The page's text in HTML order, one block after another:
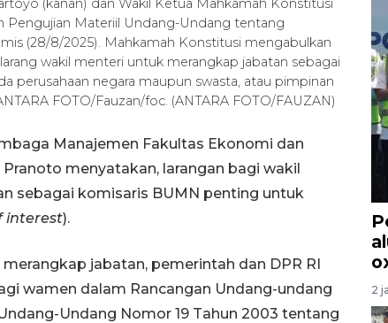
(kanan) dan Wakil Ketua Mahkamah Konstitusi
Pengujian Materiil Undang-Undang tentang
(28/8/2025). Mahkamah Konstitusi mengabulkan
wakil menteri untuk merangkap jabatan sebagai
perusahaan negara maupun swasta, atau pimpinan
FOTO/Fauzan/foc. (ANTARA FOTO/FAUZAN)
Manajemen Fakultas Ekonomi dan
menyatakan, larangan bagi wakil
sebagai komisaris BUMN penting untuk
interest).
jabatan, pemerintah dan DPR RI
wamen dalam Rancangan Undang-undang
Undang Nomor 19 Tahun 2003 tentang
2